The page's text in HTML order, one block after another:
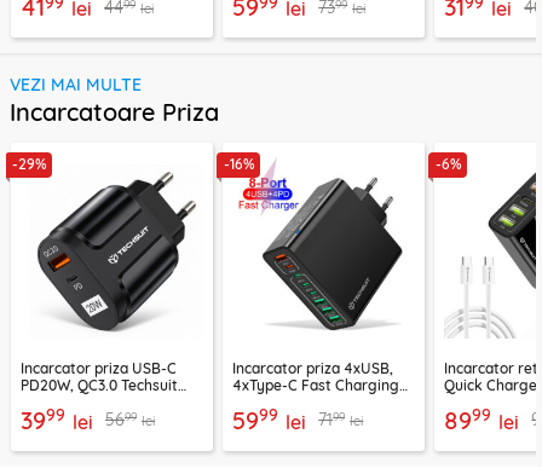
negru
41 lei 4499 lei 59 lei 7399 lei 31 lei
VEZI MAI MULTE
Incarcatoare Priza
-29%
Incarcator priza USB-C
PD20W, QC3.0 Techsuit
CHPD038
3999 lei 5699 lei
-16%
Incarcator priza 4xUSB,
4xType-C Fast Charging
negru, CHPD224
5999 lei 7199 lei
-6%
Incarcator
Quick Charge
CHC2
8999 lei